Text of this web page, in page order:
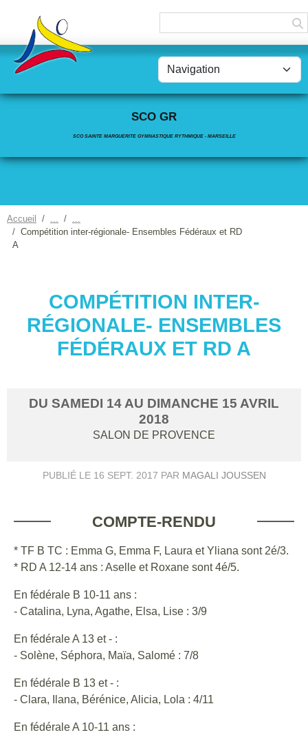
SCO GR
SCO SAINTE MARGUERITE GYMNASTIQUE RYTHMIQUE - MARSEILLE
Accueil
Compétition inter-régionale- Ensembles Fédéraux et RD
A
COMPÉTITION INTER-
RÉGIONALE- ENSEMBLES
FÉDÉRAUX ET RD A
DU SAMEDI 14 AU DIMANCHE 15 AVRIL
2018
SALON DE PROVENCE
PUBLIÉ LE 16 SEPT. 2017 PAR MAGALI JOUSSEN
COMPTE-RENDU
* TF B TC : Emma G, Emma F, Laura et Yliana sont 2é/3.
* RD A 12-14 ans : Aselle et Roxane sont 4é/5.
En fédérale B 10-11 ans :
- Catalina, Lyna, Agathe, Elsa, Lise : 3/9
En fédérale A 13 et - :
- Solène, Séphora, Maïa, Salomé : 7/8
En fédérale B 13 et - :
- Clara, Ilana, Bérénice, Alicia, Lola : 4/11
En fédérale A 10-11 ans :